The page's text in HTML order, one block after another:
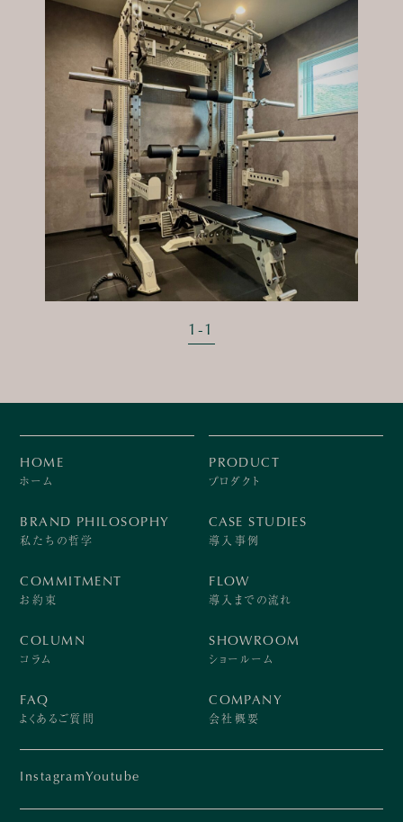
1 -1
HOME
ホーム
BRAND PHILOSOPHY
私たちの哲学
COMMITMENT
お約束
PRODUCT
プロダクト
CASE STUDIES
導入事例
FLOW
導入までの流れ
COLUMN
コラム
FAQ
よくあるご質問
SHOWROOM
ショールーム
COMPANY
会社概要
InstagramYoutube